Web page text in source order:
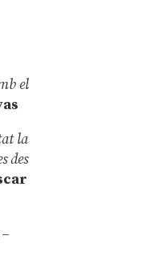
el
la
des
–